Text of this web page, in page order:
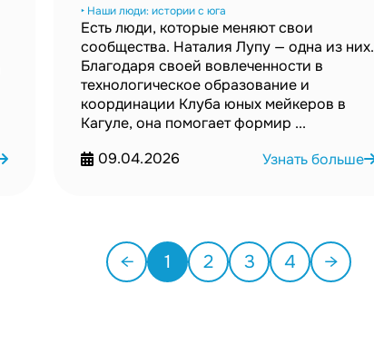
‣ Наши люди: истории с юга
Есть люди, которые меняют свои
сообщества. Наталия Лупу — одна из них.
Благодаря своей вовлеченности в
технологическое образование и
координации Клуба юных мейкеров в
Кагуле, она помогает формир ...
09.04.2026
Узнать больше
← 1 2 3 4 →